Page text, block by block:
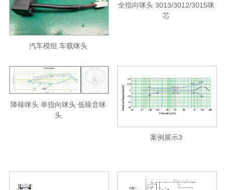
汽车模组 车载咪头
全指向咪头 3013/3012/3015咪
芯
降噪咪头 单指向咪头 低噪音咪
头
案例展示3